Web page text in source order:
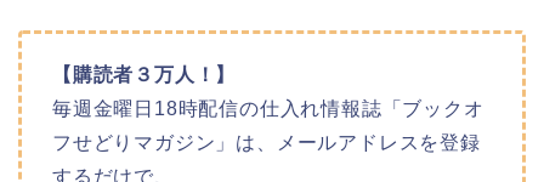
【購読者３万人！】
毎週金曜日18時配信の仕入れ情報誌「ブックオ
フせどりマガジン」は、メールアドレスを登録
するだけで、